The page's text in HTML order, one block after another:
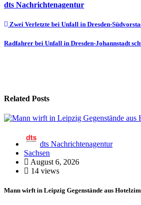
dts Nachrichtenagentur
Beitragsnavigation
Zwei Verletzte bei Unfall in Dresden-
Radfahrer bei Unfall in Dresden-Johannstadt
Related Posts
dts Nachrichtenagentur
Sachsen
August 6, 2026
14 views
Mann wirft in Leipzig Gegenstände aus